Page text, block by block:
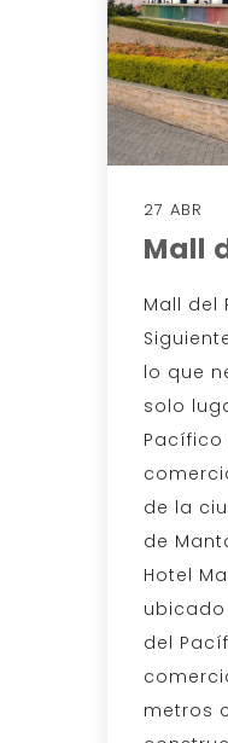
27 ABR
Mall
Mall del
lo que
solo
Pacífico
de la
de
Hotel
del
metros